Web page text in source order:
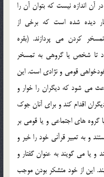
آن اندازه نيست كه بتوان آن را
ديده شده است كه برخي از
كردن مي پردازند. (بقره
تا شخص يا گروهي به تمسخر
خودخواهي قومي و نژادي است. اين
مي شود كه ديگران را خوار و
اقدام كند و براي آنان جوك
هاي اجتماعي و يا قومي بر
و به تعبير قرآني خود را خير و
يا مي گويند به عنوان گفتار و
اين از خود متشكر بودن موجب